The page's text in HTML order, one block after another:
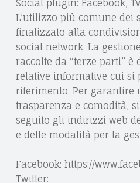
Social plugin: Facebook,
L’utilizzo più comune dei
finalizzato alla
social network. La
raccolte da “terze parti” è
relative informative cui si
riferimento. Per garantire
trasparenza e comodità,
seguito gli indirizzi web
e delle modalità per la
Facebook: https://
Twitter: